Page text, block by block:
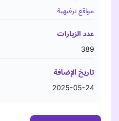
مواقع ترفيهية
عدد الزيارات
389
تاريخ الإضافة
2025-05-24